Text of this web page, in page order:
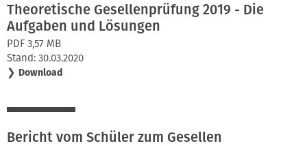
Theoretische Gesellenprüfung 2019 - Die
Aufgaben und Lösungen
PDF 3,57 MB
Stand: 30.03.2020
❯ Download
Bericht vom Schüler zum Gesellen